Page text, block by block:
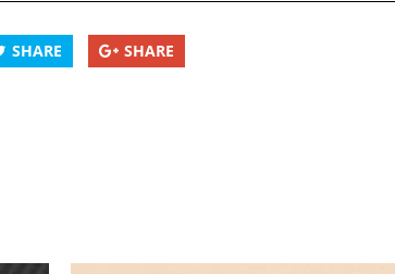
SHARE SHARE